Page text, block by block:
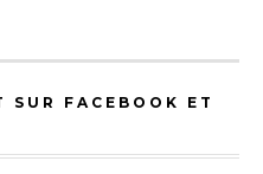
SUR FACEBOOK ET